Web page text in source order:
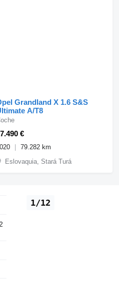
Grandland X 1.6 S&S
A/T8
€
79.282 km
Eslovaquia, Stará Turá
1/12